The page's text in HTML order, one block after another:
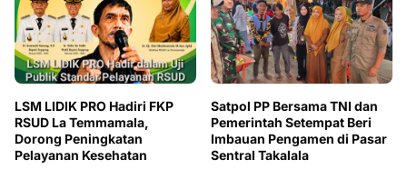
LSM LIDIK PRO Hadiri FKP
RSUD La Temmamala,
Dorong Peningkatan
Pelayanan Kesehatan
Satpol PP Bersama TNI dan
Pemerintah Setempat Beri
Imbauan Pengamen di Pasar
Sentral Takalala